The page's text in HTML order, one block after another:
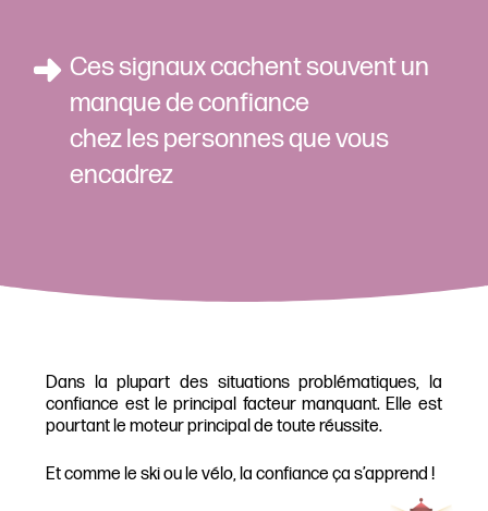
Ces signaux cachent souvent un
manque de confiance
chez les personnes que vous
encadrez
Dans la plupart des situations problématiques, la
confiance est le principal facteur manquant. Elle est
pourtant le moteur principal de toute réussite.
Et comme le ski ou le vélo, la confiance ça s’apprend !